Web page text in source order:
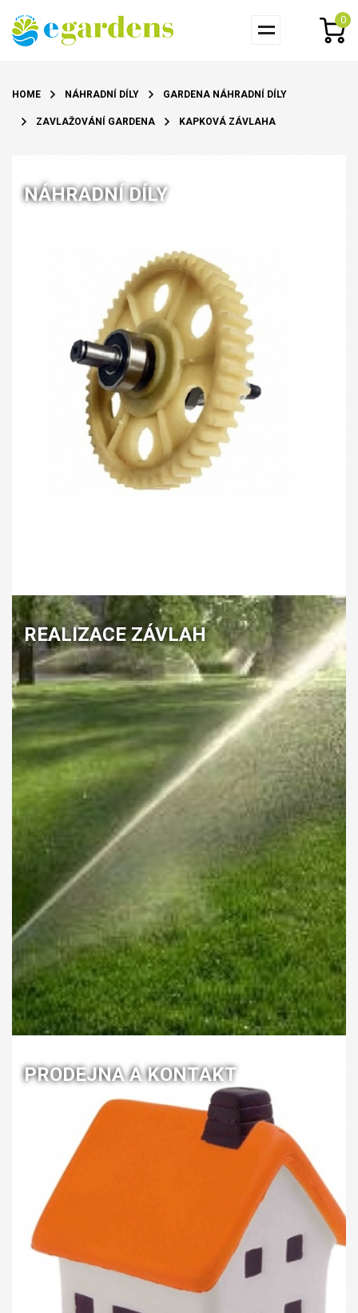
0
HOME NÁHRADNÍ DÍLY GARDENA NÁHRADNÍ DÍLY
ZAVLAŽOVÁNÍ GARDENA KAPKOVÁ ZÁVLAHA
NÁHRADNÍ DÍLY
REALIZACE ZÁVLAH
PRODEJNA A KONTAKT